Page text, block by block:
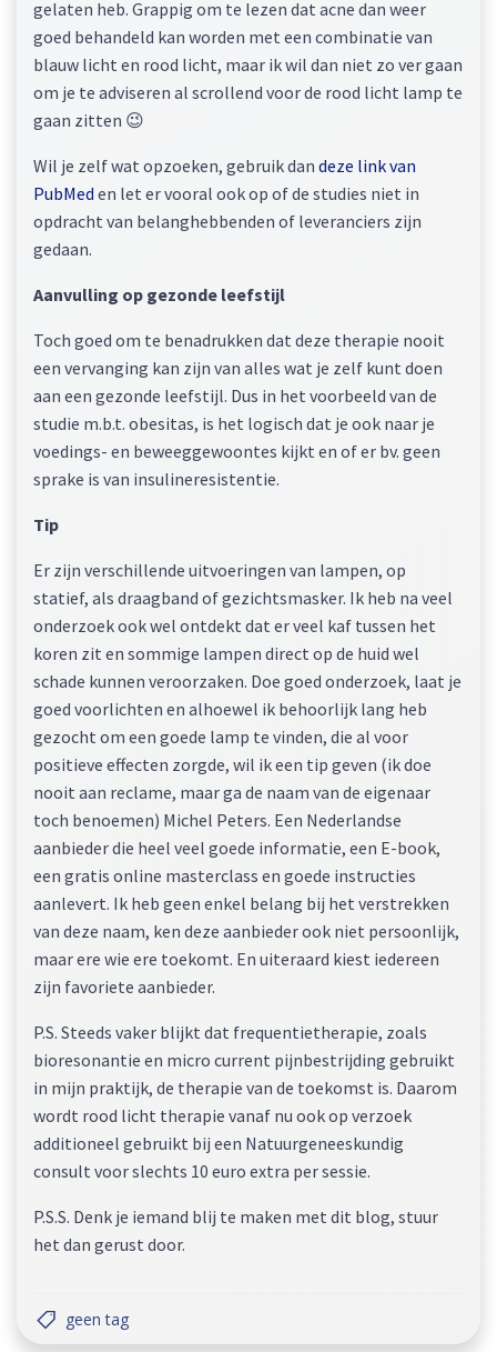
gelaten heb. Grappig om te lezen dat acne dan weer
goed behandeld kan worden met een combinatie van
blauw licht en rood licht, maar ik wil dan niet zo ver gaan
om je te adviseren al scrollend voor de rood licht lamp te
gaan zitten 😉
Wil je zelf wat opzoeken, gebruik dan deze link van
PubMed en let er vooral ook op of de studies niet in
opdracht van belanghebbenden of leveranciers zijn
gedaan.
Aanvulling op gezonde leefstijl
Toch goed om te benadrukken dat deze therapie nooit
een vervanging kan zijn van alles wat je zelf kunt doen
aan een gezonde leefstijl. Dus in het voorbeeld van de
studie m.b.t. obesitas, is het logisch dat je ook naar je
voedings- en beweeggewoontes kijkt en of er bv. geen
sprake is van insulineresistentie.
Tip
Er zijn verschillende uitvoeringen van lampen, op
statief, als draagband of gezichtsmasker. Ik heb na veel
onderzoek ook wel ontdekt dat er veel kaf tussen het
koren zit en sommige lampen direct op de huid wel
schade kunnen veroorzaken. Doe goed onderzoek, laat je
goed voorlichten en alhoewel ik behoorlijk lang heb
gezocht om een goede lamp te vinden, die al voor
positieve effecten zorgde, wil ik een tip geven (ik doe
nooit aan reclame, maar ga de naam van de eigenaar
toch benoemen) Michel Peters. Een Nederlandse
aanbieder die heel veel goede informatie, een E-book,
een gratis online masterclass en goede instructies
aanlevert. Ik heb geen enkel belang bij het verstrekken
van deze naam, ken deze aanbieder ook niet persoonlijk,
maar ere wie ere toekomt. En uiteraard kiest iedereen
zijn favoriete aanbieder.
P.S. Steeds vaker blijkt dat frequentietherapie, zoals
bioresonantie en micro current pijnbestrijding gebruikt
in mijn praktijk, de therapie van de toekomst is. Daarom
wordt rood licht therapie vanaf nu ook op verzoek
additioneel gebruikt bij een Natuurgeneeskundig
consult voor slechts 10 euro extra per sessie.
P.S.S. Denk je iemand blij te maken met dit blog, stuur
het dan gerust door.
geen tag